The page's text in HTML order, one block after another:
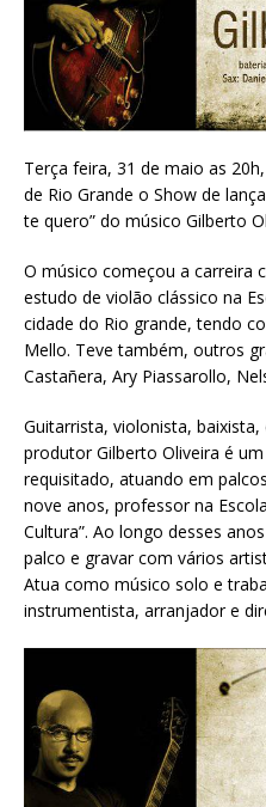
Terça feira, 31 de maio as
de Rio Grande o Show de
te quero” do músico Gilberto
O músico começou a carreira
estudo de violão clássico na
cidade do Rio grande, tendo
Mello. Teve também, outros
Castañera, Ary Piassarollo,
Guitarrista, violonista,
produtor Gilberto Oliveira é
requisitado, atuando em
nove anos, professor na
Cultura”. Ao longo desses
palco e gravar com vários
Atua como músico solo e
instrumentista, arranjador e